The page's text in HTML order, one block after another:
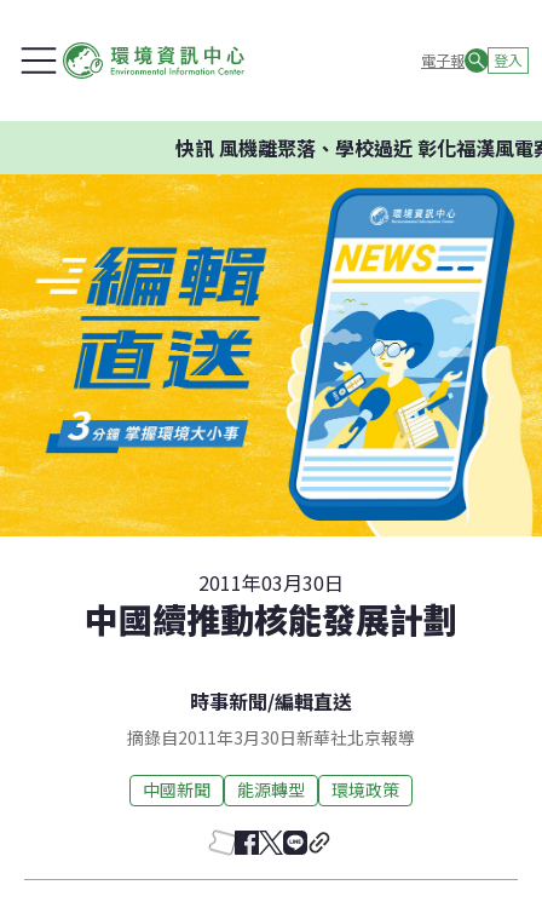
電子報 登入
快訊風機離聚落、學校過近 彰化福漢風電
2011年03月30日
中國續推動核能發展計劃
時事新聞/編輯直送
摘錄自2011年3月30日新華社北京報導
中國新聞 能源轉型 環境政策